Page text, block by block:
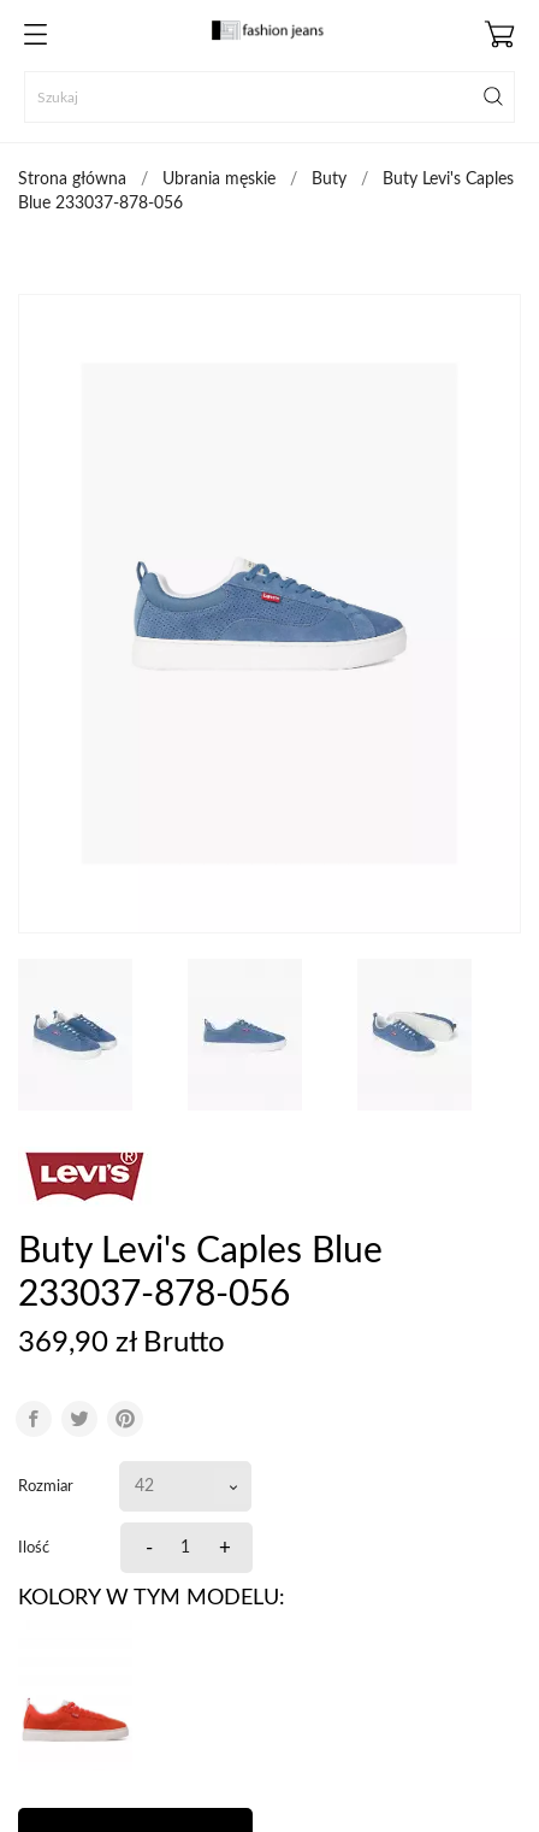
Strona główna Ubrania męskie Buty
Buty Levi's Caples
Blue 233037-878-056
Buty Levi's Caples Blue
233037-878-056
369,90 zł Brutto
Rozmiar
Ilość - +
KOLORY W TYM MODELU: